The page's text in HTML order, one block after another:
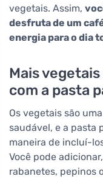
vegetais. Assim,
desfruta de um
energia para o dia
Mais
com a pasta
Os vegetais são
saudável, e a pasta
maneira de incluí-
Você pode
rabanetes, pepinos